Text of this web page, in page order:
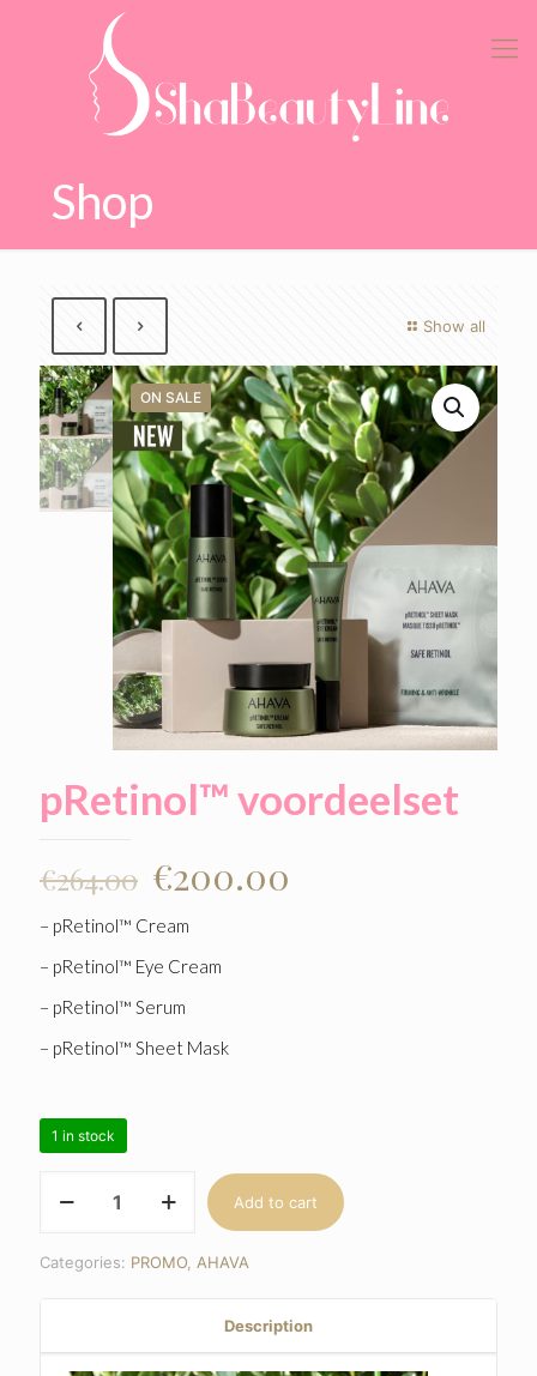
Shop
Show all
ON SALE
pRetinol™ voordeelset
€264.00 €200.00
– pRetinol™ Cream
– pRetinol™ Eye Cream
– pRetinol™ Serum
– pRetinol™ Sheet Mask
1 in stock
voordeelset
Add to cart
Categories: PROMO AHAVA
Description